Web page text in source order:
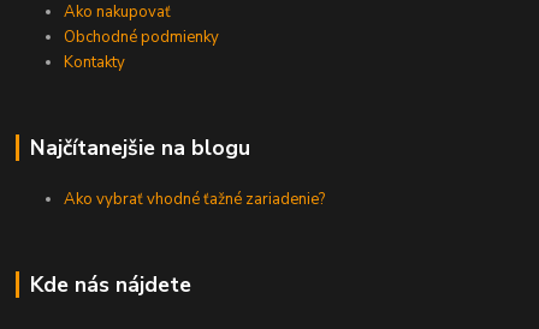
Ako nakupovať
Obchodné podmienky
Kontakty
Najčítanejšie na blogu
Ako vybrať vhodné ťažné zariadenie?
Kde nás nájdete